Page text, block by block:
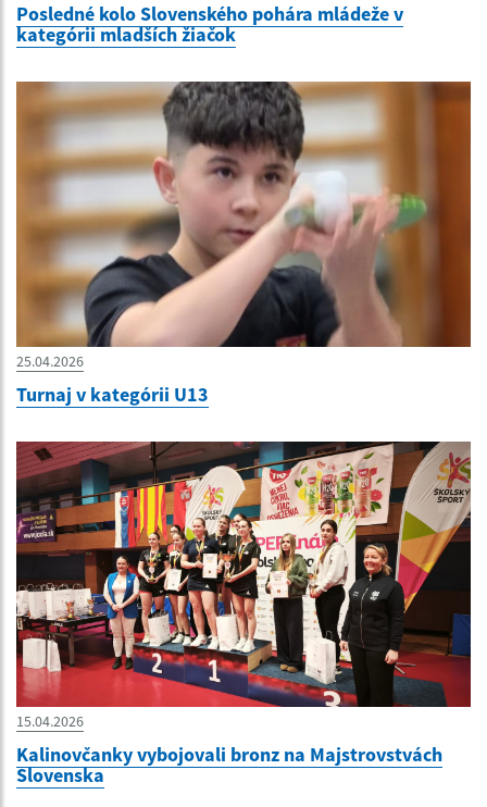
Posledné kolo Slovenského pohára mládeže v
kategórii mladších žiačok
25.04.2026
Turnaj v kategórii U13
15.04.2026
Kalinovčanky vybojovali bronz na Majstrovstvách
Slovenska